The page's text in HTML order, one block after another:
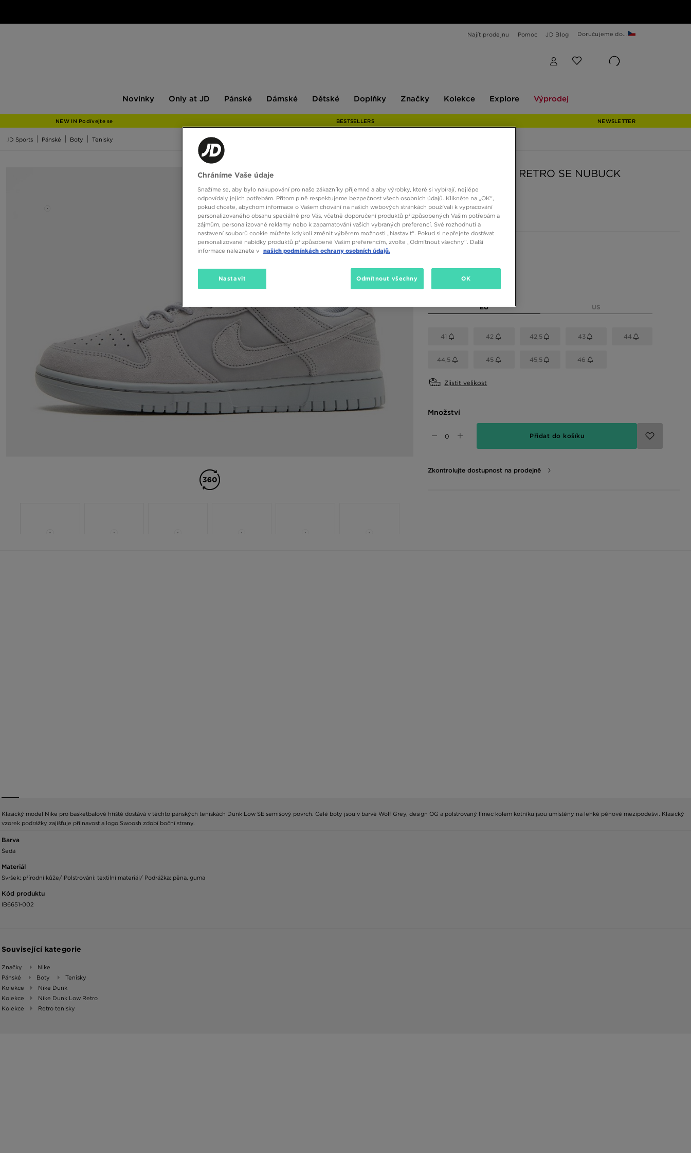
Najít prodejnu Pomoc JD Blog Doručujeme do...
Novinky
JD
Only at JD Pánské Dámské Dětské Doplňky Značky Kolekce Explore Výprodej
NEW IN Podívejte se BESTSELLERS NEWSLETTER
JD Sports Pánské Boty Tenisky
NIKE DUNK LOW RETRO SE NUBUCK
1690 Kč
EU US
41 42 42,5 43 44
44,5 45 45,5 46
Zjistit velikost
Množství
Přidat do košíku
Zkontrolujte dostupnost na prodejně
Klasický model Nike pro basketbalové hřiště dostává v těchto pánských teniskách Dunk Low SE semišový povrch. Celé boty jsou v barvě Wolf Grey, design OG a polstrovaný límec kolem kotníku jsou umístěny na lehké pěnové mezipodešvi. Klasický
vzorek podrážky zajišťuje přilnavost a logo Swoosh zdobí boční strany.
Barva
Šedá
Materiál
Svršek: přírodní kůže/ Polstrování: textilní materiál/ Podrážka: pěna, guma
Kód produktu
IB6651-002
Související kategorie
Značky
Nike
Pánské
Boty
Tenisky
Kolekce
Nike Dunk
Kolekce
Nike Dunk Low Retro
Kolekce
Retro tenisky
Chráníme Vaše údaje
Snažíme se, aby bylo nakupování pro naše zákazníky příjemné a aby výrobky, které si vybírají, nejlépe
odpovídaly jejich potřebám. Přitom plně respektujeme bezpečnost všech osobních údajů. Klikněte na „OK“,
pokud chcete, abychom informace o Vašem chování na našich webových stránkách používali k vypracování
personalizovaného obsahu speciálně pro Vás, včetně doporučení produktů přizpůsobených Vašim potřebám a
zájmům, personalizované reklamy nebo k zapamatování vašich vybraných preferencí. Své rozhodnutí a
nastavení souborů cookie můžete kdykoli změnit výběrem možnosti „Nastavit“. Pokud si nepřejete dostávat
personalizované nabídky produktů přizpůsobené Vašim preferencím, zvolte „Odmítnout všechny“. Další
informace naleznete v našich podmínkách ochrany osobních údajů.
Nastavit Odmítnout všechny OK